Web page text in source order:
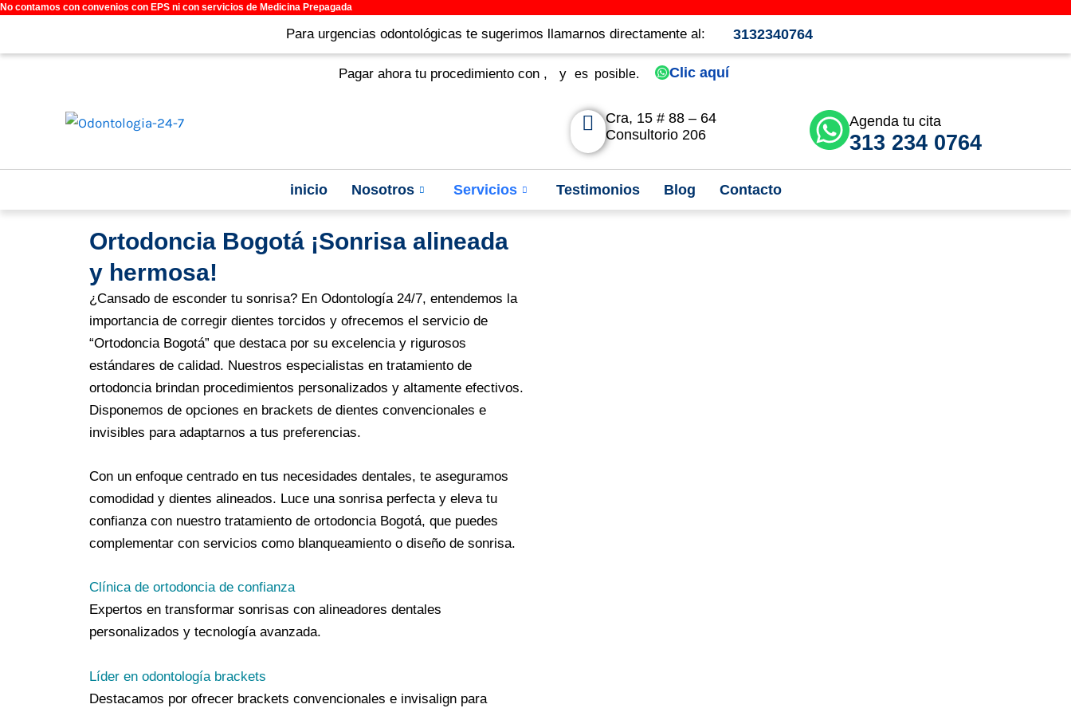
Ir
contenido
No contamos con convenios con EPS ni con servicios de Medicina Prepagada
Para urgencias odontológicas te sugerimos llamarnos directamente al: 3132340764
Pagar ahora tu procedimiento con , y es posible. Clic aquí
Cra, 15 # 88 – 64
Consultorio 206
Agenda tu cita
313 234 0764
inicio Nosotros Servicios Testimonios Blog Contacto
Ortodoncia Bogotá ¡Sonrisa alineada
y hermosa!
¿Cansado de esconder tu sonrisa? En Odontología 24/7, entendemos la
importancia de corregir dientes torcidos y ofrecemos el servicio de
“Ortodoncia Bogotá” que destaca por su excelencia y rigurosos
estándares de calidad. Nuestros especialistas en tratamiento de
ortodoncia brindan procedimientos personalizados y altamente efectivos.
Disponemos de opciones en brackets de dientes convencionales e
invisibles para adaptarnos a tus preferencias.
Con un enfoque centrado en tus necesidades dentales, te aseguramos
comodidad y dientes alineados. Luce una sonrisa perfecta y eleva tu
confianza con nuestro tratamiento de ortodoncia Bogotá, que puedes
complementar con servicios como blanqueamiento o diseño de sonrisa.
Clínica de ortodoncia de confianza
Expertos en transformar sonrisas con alineadores dentales
personalizados y tecnología avanzada.
Líder en odontología brackets
Destacamos por ofrecer brackets convencionales e invisalign para